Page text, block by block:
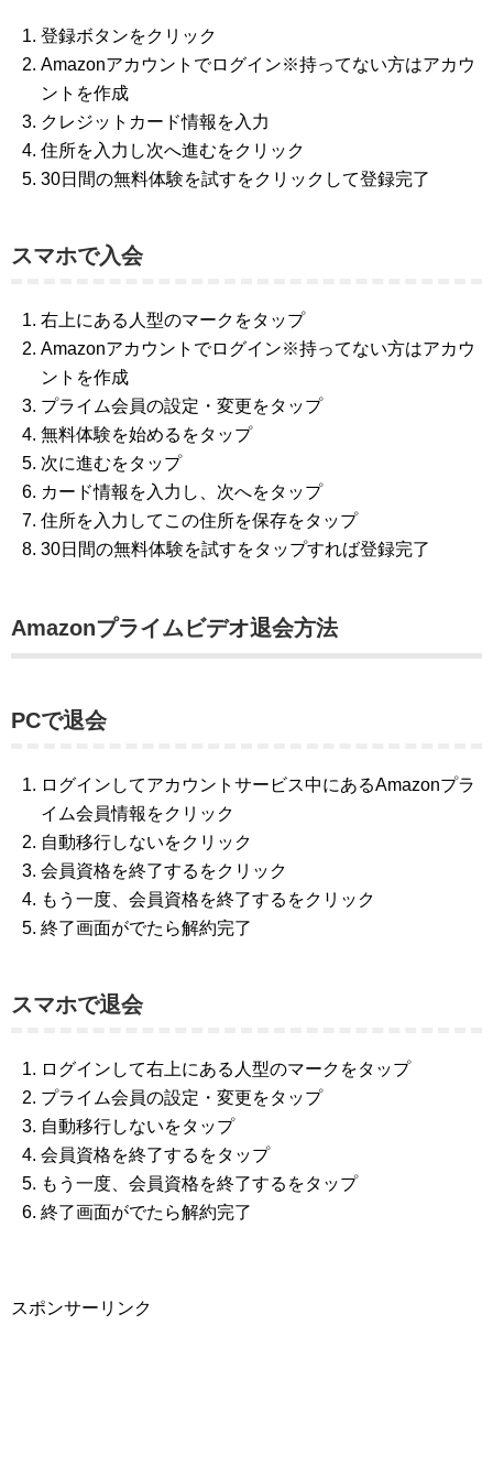
登録ボタンをクリック
Amazonアカウントでログイン※持ってない方はアカウ
ントを作成
クレジットカード情報を入力
住所を入力し次へ進むをクリック
30日間の無料体験を試すをクリックして登録完了
スマホで入会
右上にある人型のマークをタップ
Amazonアカウントでログイン※持ってない方はアカウ
ントを作成
プライム会員の設定・変更をタップ
無料体験を始めるをタップ
次に進むをタップ
カード情報を入力し、次へをタップ
住所を入力してこの住所を保存をタップ
30日間の無料体験を試すをタップすれば登録完了
Amazonプライムビデオ退会方法
PCで退会
ログインしてアカウントサービス中にあるAmazonプラ
イム会員情報をクリック
自動移行しないをクリック
会員資格を終了するをクリック
もう一度、会員資格を終了するをクリック
終了画面がでたら解約完了
スマホで退会
ログインして右上にある人型のマークをタップ
プライム会員の設定・変更をタップ
自動移行しないをタップ
会員資格を終了するをタップ
もう一度、会員資格を終了するをタップ
終了画面がでたら解約完了
スポンサーリンク